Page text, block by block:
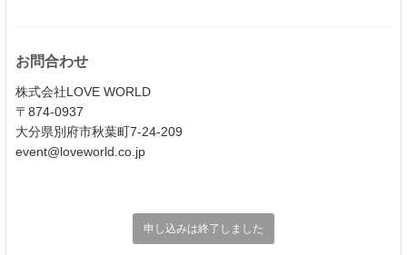
お問合わせ
株式会社LOVE WORLD
〒874-0937
大分県別府市秋葉町7-24-209
event@loveworld.co.jp
申し込みは終了しました